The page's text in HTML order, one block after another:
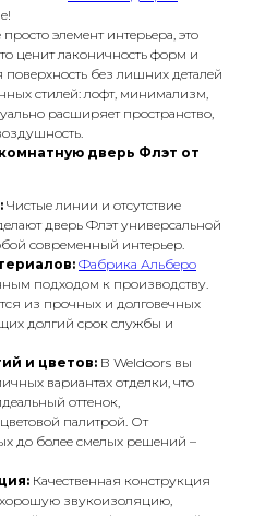
просто элемент интерьера, это
ценит лаконичность форм и
поверхность без лишних деталей
стилей: лофт, минимализм,
расширяет пространство,
дверь Флэт от
Чистые линии и отсутствие
дверь Флэт универсальной
современный интерьер.
Фабрика Альберо
подходом к производству.
из прочных и долговечных
долгий срок службы и
и цветов: В Weldoors вы
вариантах отделки, что
оттенок,
палитрой. От
до более смелых решений –
Качественная конструкция
хорошую звукоизоляцию,